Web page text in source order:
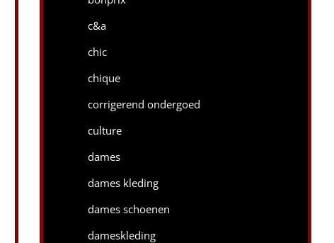
c&a
chic
chique
corrigerend ondergoed
culture
dames
dames kleding
dames schoenen
dameskleding